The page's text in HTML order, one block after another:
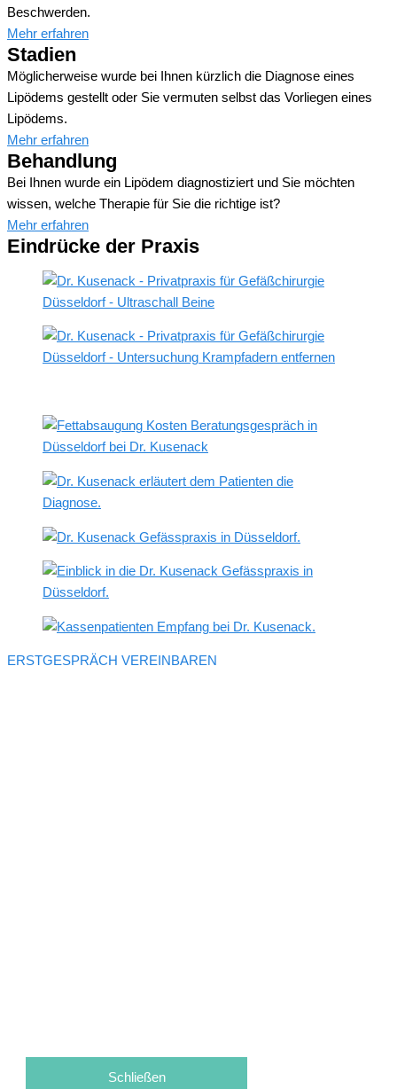
Beschwerden.
Mehr erfahren
Stadien
Möglicherweise wurde bei Ihnen kürzlich die Diagnose eines
Lipödems gestellt oder Sie vermuten selbst das Vorliegen eines
Lipödems.
Mehr erfahren
Behandlung
Bei Ihnen wurde ein Lipödem diagnostiziert und Sie möchten
wissen, welche Therapie für Sie die richtige ist?
Mehr erfahren
Eindrücke der Praxis
ERSTGESPRÄCH VEREINBAREN
Schließen